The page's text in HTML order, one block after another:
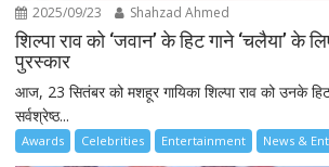
2025/09/23 Shahzad Ahmed
शिल्पा राव को ‘जवान’ के हिट गाने ‘चलैया’ के
पुरस्कार
आज, 23 सितंबर को मशहूर गायिका शिल्पा राव को उनके
सर्वश्रेष्ठ...
Awards Celebrities Entertainment News &